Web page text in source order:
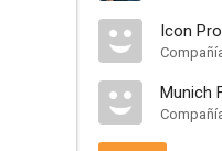
Icon
Munich